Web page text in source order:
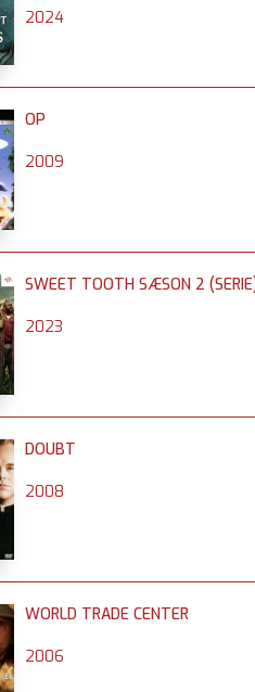
2024
OP
2009
SWEET TOOTH SÆSON 2
2023
DOUBT
2008
WORLD TRADE CENTER
2006